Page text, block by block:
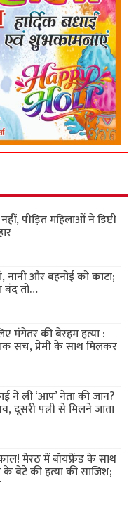
पीड़ित महिलाओं ने डिप्टी
और बहनोई को काटा;
बंद तो…
मंगेतर की बेरहम हत्या :
सच, प्रेमी के साथ मिलकर
ने ली ‘आप’ नेता की जान?
दूसरी पत्नी से मिलने जाता
काल! मेरठ में बॉयफ्रेंड के साथ
बेटे की हत्या की साजिश;